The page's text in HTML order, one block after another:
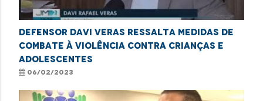
Defensor Davi Veras ressalta medidas de
combate à violência contra crianças e
adolescentes
06/02/2023